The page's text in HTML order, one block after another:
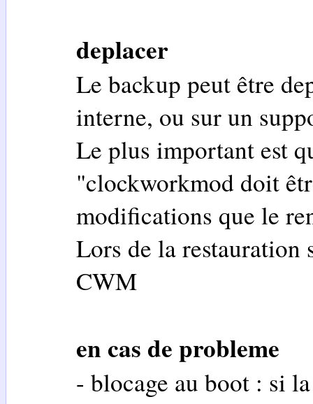
deplacer
Le backup peut être
interne, ou sur un
Le plus important est
"clockworkmod doit
modifications que le
Lors de la restauration
CWM
en cas de probleme
- blocage au boot : si